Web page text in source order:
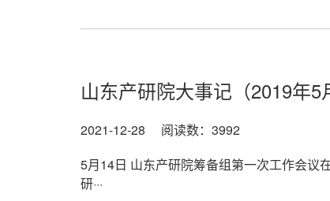
山东产研院大事记（2019年5
2021-12-28 阅读数：3992
5月14日 山东产研院筹备组第一次工作会议
研···